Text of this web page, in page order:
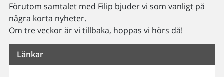
Förutom samtalet med Filip bjuder vi som vanligt på
några korta nyheter.
Om tre veckor är vi tillbaka, hoppas vi hörs då!
Länkar